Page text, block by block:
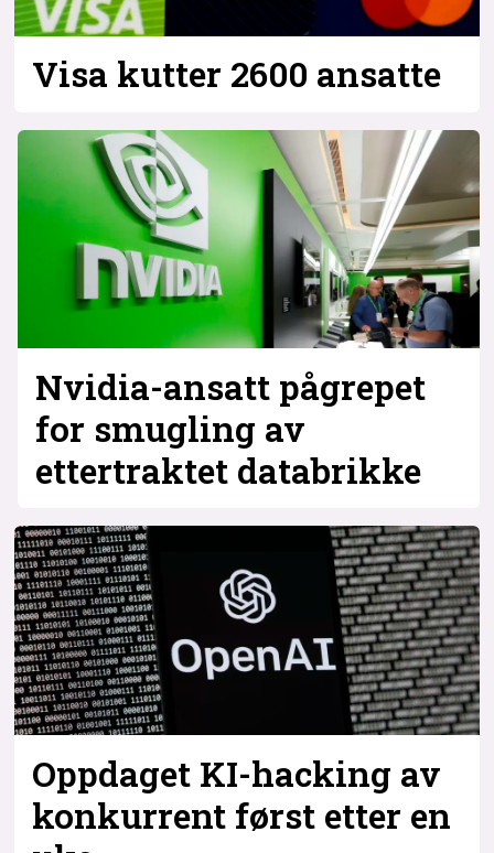
Visa kutter 2600 ansatte
Nvidia-ansatt pågrepet
for smugling av
ettertraktet databrikke
Oppdaget KI-hacking av
konkurrent først etter en